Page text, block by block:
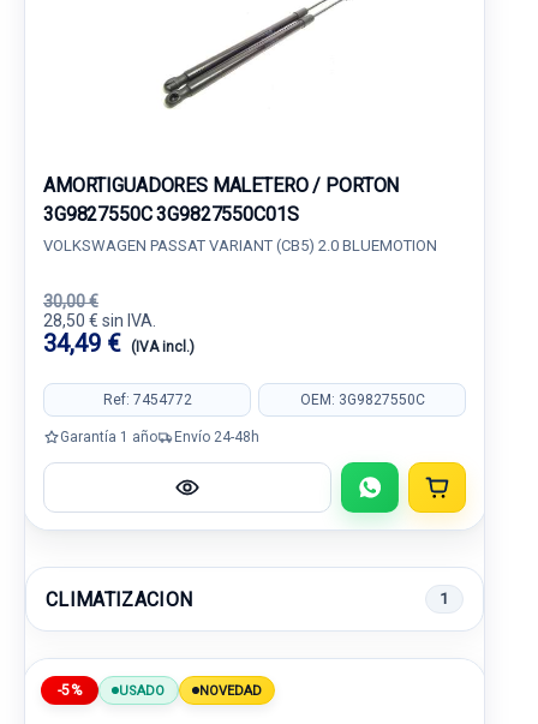
AMORTIGUADORES MALETERO / PORTON
3G9827550C 3G9827550C01S
VOLKSWAGEN PASSAT VARIANT (CB5) 2.0 BLUEMOTION
30,00 €
28,50 € sin IVA.
34,49 € (IVA incl.)
Ref: 7454772 OEM: 3G9827550C
Garantía 1 año Envío 24-48h
CLIMATIZACION 1
-5% USADO NOVEDAD